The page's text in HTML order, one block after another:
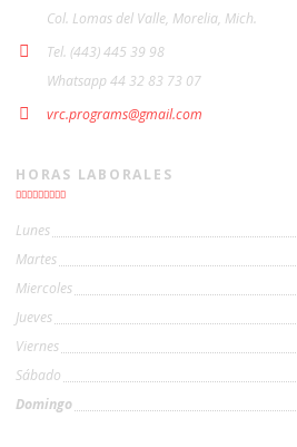
Col. Lomas del Valle, Morelia, Mich.
Tel. (443) 445 39 98
Whatsapp 44 32 83 73 07
vrc.programs@gmail.com
HORAS LABORALES
Lunes
Martes
Miercoles
Jueves
Viernes
Sábado
Domingo